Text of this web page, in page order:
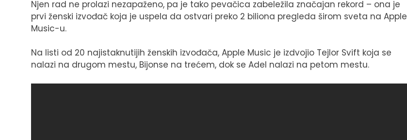
Njen rad ne prolazi nezapaženo, pa je tako pevačica zabeležila značajan rekord – ona je
prvi ženski izvođač koja je uspela da ostvari preko 2 biliona pregleda širom sveta na Apple
Music-u.
Na listi od 20 najistaknutijih ženskih izvođača, Apple Music je izdvojio Tejlor Svift koja se
nalazi na drugom mestu, Bijonse na trećem, dok se Adel nalazi na petom mestu.